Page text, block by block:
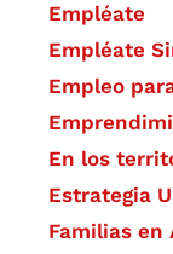
Empléate
Empléate
Empleo
En los
Estrategia
Familias en